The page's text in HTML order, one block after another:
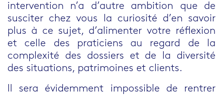
intervention n’a d’autre ambition que de
susciter chez vous la curiosité d’en savoir
plus à ce sujet, d’alimenter votre réflexion
et celle des praticiens au regard de la
complexité des dossiers et de la diversité
des situations, patrimoines et clients.
ll sera évidemment impossible de rentrer